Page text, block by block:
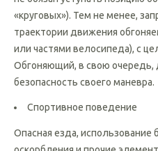
Когда два гонщика борются
не обязан уступать позицию
«круговых»). Тем не менее,
траектории движения
или частями велосипеда), с
Обгоняющий, в свою очередь,
безопасность своего маневра.
Спортивное поведение